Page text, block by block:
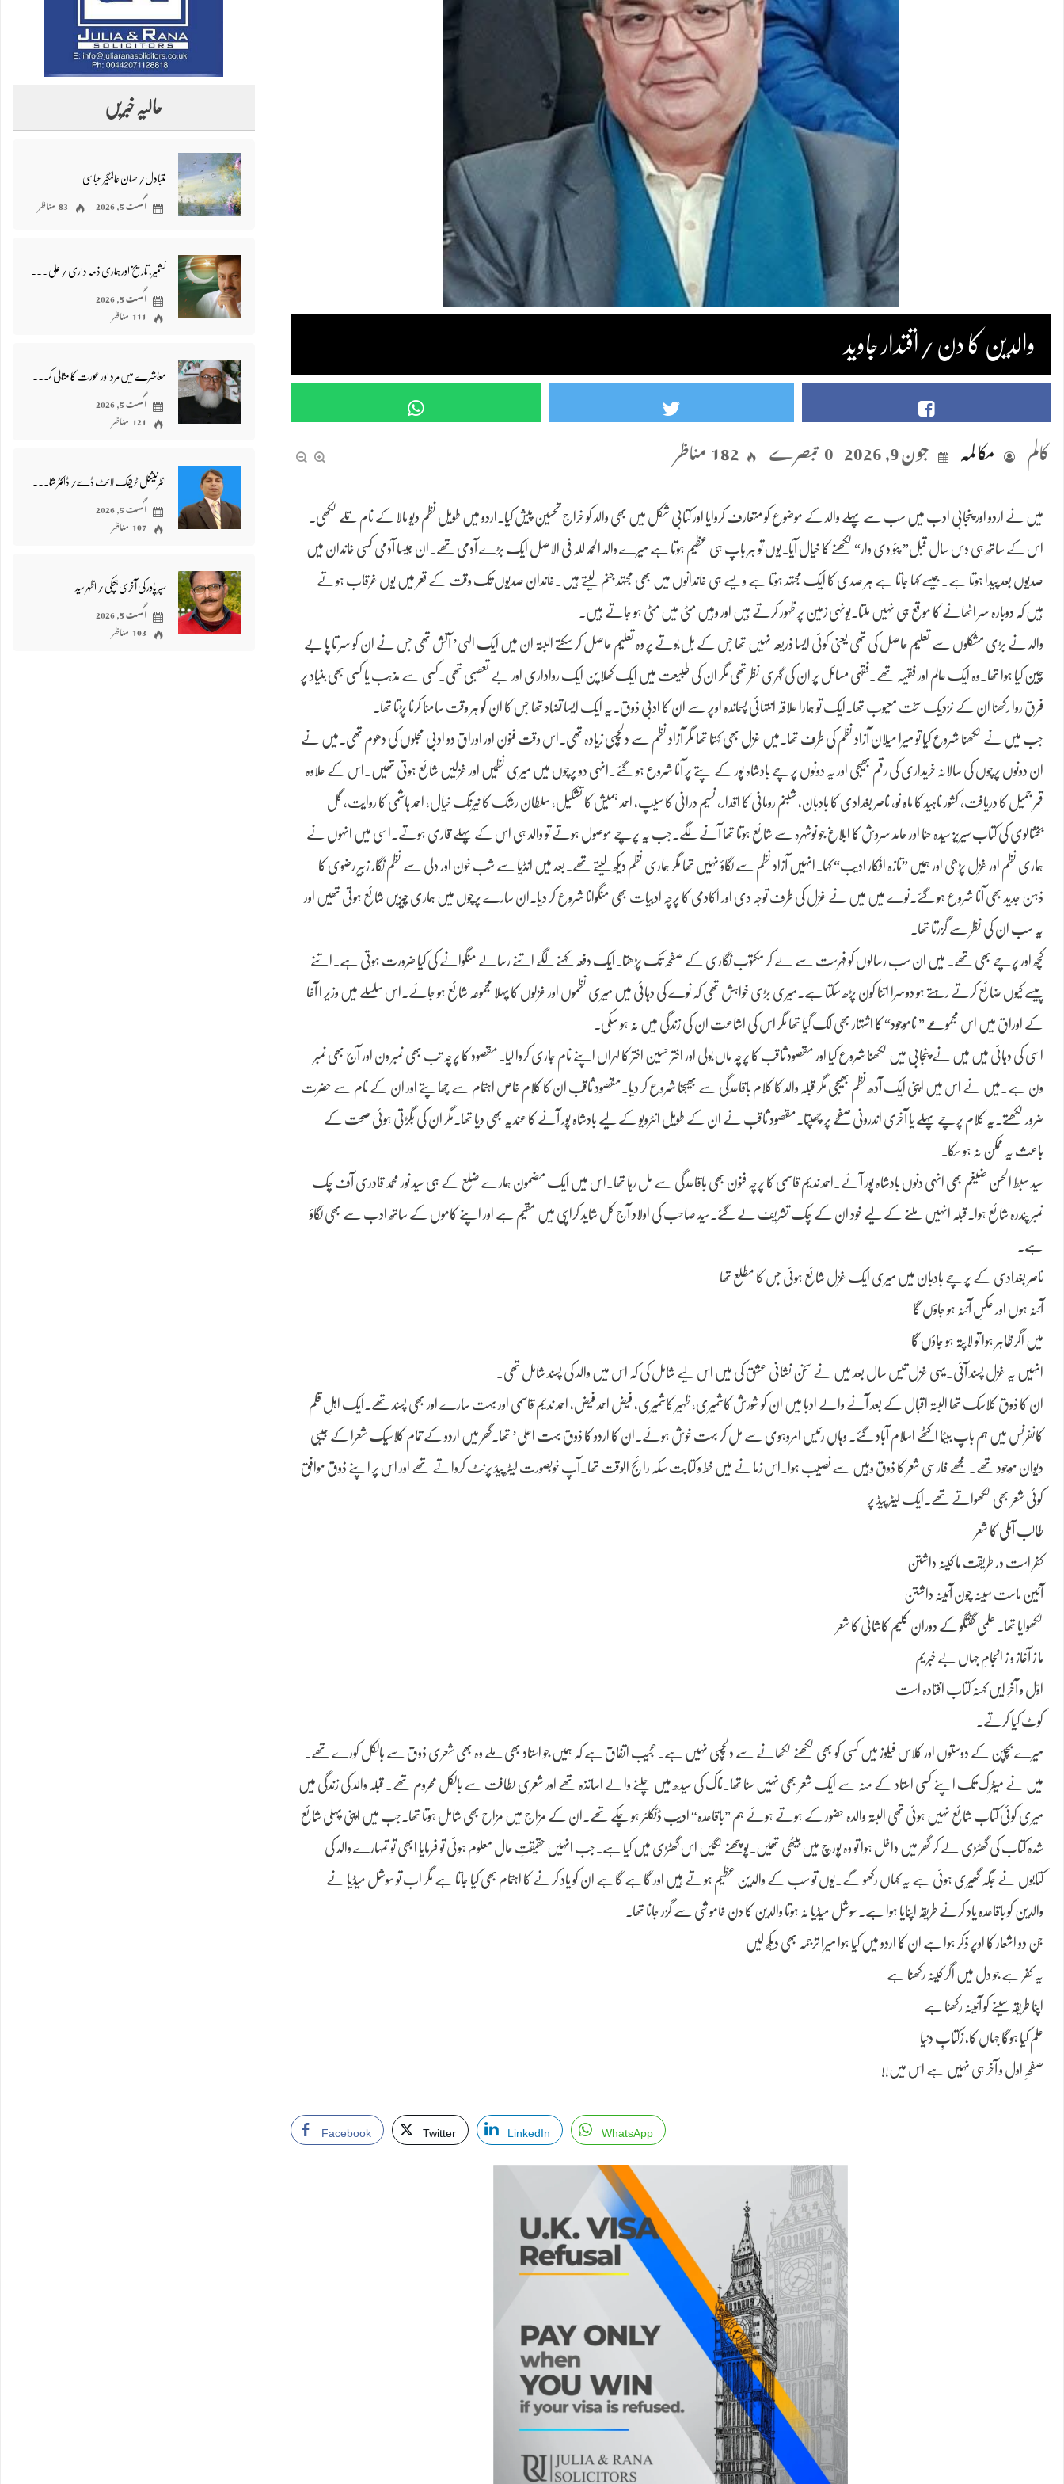
والدین کا دن /اقتدار جاوید
کالم مکالمہ جون 9, 2026 0 تبصرے 182 مناظر
میں نے اردو اور پنجابی ادب میں سب سے پہلے والد کے موضوع کو متعارف کروایا اور کتابی شکل میں بھی والد کو خراج تحسین پیش کیا۔اردو میں طویل نظم دیو مالا کے نام تلے لکھی۔
اس کے ساتھ ہی دس سال قبل” پئو دی وار“ لکھنے کا خیال آیا۔یوں تو ہر باپ ہی عظیم ہوتا ہے میرے والد الحمد للہ فی الاصل ایک بڑے آدمی تھے۔ان جیسا آدمی کسی خاندان میں
صدیوں بعد پیدا ہوتا ہے۔جیسے کہا جاتا ہے ہر صدی کا ایک مجتہد ہوتا ہے ویسے ہی خاندانوں میں بھی مجتہد جنم لیتے ہیں۔خاندان صدیوں تک وقت کے قعر میں یوں غرقاب ہوتے
ہیں کہ دوبارہ سر اٹھانے کا موقع ہی نہیں ملتا۔یونہی زمین پر ظہور کرتے ہیں اور وہیں مٹی میں مٹی ہو جاتے ہیں۔
والد نے بڑی مشکلوں سے تعلیم حاصل کی تھی یعنی کوئی ایسا ذریعہ نہیں تھا جس کے بل بوتے پر وہ تعلیم حاصل کر سکتے البتہ ان میں ایک الہی’ آتش تھی جس نے ان کو سر تا پا بے
چین کیا ہوا تھا۔وہ ایک عالم اور فقیہہ تھے۔فقہی مسائل پر ان کی گہری نظر تھی مگر ان کی طبیعت میں ایک کھلا پن ایک رواداری اور بے تعصبی تھی۔کسی سے مذہب یا کسی بھی بنیاد پر
فرق روا رکھنا ان کے نزدیک سخت معیوب تھا۔ایک تو ہمارا علاقہ انتہائی پسماندہ اوپر سے ان کا ادبی ذوق۔یہ ایک ایسا تضاد تھا جس کا ان کو ہر وقت سامنا کرنا پڑتا تھا۔
جب میں نے لکھنا شروع کیا تو میرا میلان آزاد نظم کی طرف تھا۔میں غزل بھی کہتا تھا مگر آزاد نظم سے دلچسپی زیادہ تھی۔اس وقت فنون اور اوراق دو ادبی مجلوں کی دھوم تھی۔میں نے
ان دونوں پرچوں کی سالانہ خریداری کی رقم بھیجی اور یہ دونوں پرچے بادشاہ پور کے پتے پر آنا شروع ہو گئے۔انہی دو پرچوں میں میری نظمیں اور غزلیں شائع ہوتی تھیں۔اس کے علاوہ
قمر جمیل کا دریافت، کشور ناہید کا ماہ نو، ناصر بغدادی کا بادبان، شبنم رومانی کا اقدار، نسیم درانی کا سیپ، احمد ہمیش کا تشکیل، سلطان رشک کا نیرنگ خیال، احمد ہاشمی کا روایت، گل
بخشالوی کی کتاب سیریز سیدہ حنا اور حامد سروش کا ابلاغ جو نوشہرہ سے شائع ہوتا تھا آنے لگے۔جب یہ پرچے موصول ہوتے تو والد ہی اس کے پہلے قاری ہوتے۔اسی میں انہوں نے
ہماری نظم اور غزل پڑھی اور ہمیں ”تازہ افکار ادیب“ کہا۔انہیں آزاد نظم سے لگاؤ نہیں تھا مگر ہماری نظم دیکھ لیتے تھے۔بعد میں انڈیا سے شب خون اور دلی سے نظم نگار زبیر رضوی کا
ذہن جدید بھی آنا شروع ہو گئے۔نوے میں میں نے غزل کی طرف توجہ دی اور اکادمی کا پرچہ ادبیات بھی منگوانا شروع کر دیا۔ان سارے پرچوں میں ہماری چیزیں شائع ہوتی تھیں اور
یہ سب ان کی نظر سے گزرتا تھا۔
کچھ اور پرچے بھی تھے۔ میں ان سب رسالوں کو فہرست سے لے کر مکتوب نگاری کے صفحہ تک پڑھتا۔ایک دفعہ کہنے لگے اتنے رسالے منگوانے کی کیا ضرورت ہوتی ہے۔اتنے
پیسے کیوں ضائع کرتے رہتے ہو دوسرا اتنا کون پڑھ سکتا ہے۔میری بڑی خواہش تھی کہ نوے کی دہائی میں میری نظموں اور غزلوں کا پہلا مجموعہ شائع ہو جائے۔اس سلسلے میں وزیر ا آغا
کے اوراق میں اس مجموعے ” ناموجود“ کا اشتہار بھی لگ گیا تھا مگر اس کی اشاعت ان کی زندگی میں نہ ہو سکی۔
اسی کی دہائی میں میں نے پنجابی میں لکھنا شروع کیا اور مقصود ثاقب کا پرچہ ماں بولی اور اختر حسین اختر کا لہراں اپنے نام جاری کروا لیا۔مقصود کا پرچہ تب بھی نمبر ون اور آج بھی نمبر
ون ہے۔میں نے اس میں اپنی ایک آدھ نظم بھیجی مگر قبلہ والد کا کلام باقاعدگی سے بھیجنا شروع کر دیا۔مقصود ثاقب ان کا کلام خاص اہتمام سے چھاپتے اور ان کے نام سے حضرت
ضرور لکھتے۔یہ کلام پرچے پہلے یا آخری اندرونی صفحے پر چھپتا۔مقصود ثاقب نے ان کے طویل انٹرویو کے لیے بادشاہ پور آنے کا عندیہ بھی دیا تھا۔مگر ان کی بگڑتی ہوئی صحت کے
باعث یہ ممکن نہ ہو سکا۔
سید سبط الحسن ضیغم بھی انہی دنوں بادشاہ پور آئے۔احمد ندیم قاسمی کا پرچہ فنون بھی باقاعدگی سے مل رہا تھا۔اس میں ایک مضمون ہمارے ضلع کے ہی سید نور محمد قادری آف چک
نمبر پندرہ شائع ہوا۔قبلہ انہیں ملنے کے لیے خود ان کے چک تشریف لے گئے۔سید صاحب کی اولاد آج کل شاید کراچی میں مقیم ہے اور اپنے کاموں کے ساتھ ادب سے بھی لگاؤ
ہے۔
ناصر بغدادی کے پرچے بادبان میں میری ایک غزل شائع ہوئی جس کا مطلع تھا
آئنہ ہوں اور عکسِ آئنہ ہو جاؤں گا
میں اگر ظاہر ہوا تو لاپتہ ہو جاؤں گا
انہیں یہ غزل پسند آئی۔یہی غزل تیس سال بعد میں نے سخن نشانی عشق کی میں اس لیے شامل کی کہ اس میں والد کی پسند شامل تھی۔
ان کا ذوق کلاسک تھا البتہ اقبال کے بعد آنے والے ادبا میں ان کو شورش کاشمیری، ظہیر کاشمیری، فیض احمد فیض، احمد ندیم قاسمی اور بہت سارے اور بھی پسند تھے۔ایک اہلِ قلم
کانفرنس میں ہم باپ بیٹا اکٹھے اسلام آباد گئے۔ وہاں رئیس امروہوی سے مل کر بہت خوش ہوئے۔ان کا اردو کا ذوق بہت اعلی’ تھا۔گھر میں اردو کے تمام کلاسیک شعرا کے جیبی
دیوان موجود تھے۔مجھے فارسی شعر کا ذوق وہیں سے نصیب ہوا۔اس زمانے میں خط و کتابت سکہ رائج الوقت تھا۔آپ خوبصورت لیٹر پیڈ پرنٹ کرواتے تھے اور اس پر اپنے ذوق موافق
کوئی شعر بھی لکھواتے تھے۔ایک لیٹر پیڈ پر
طالب آملی کا شعر
کفر است در طریقت ما کینہ داشتن
آئین ماست سینہ چون آئینہ داشتن
لکھوایا تھا۔ علمی گفتگو کے دوران کلیم کاشانی کا شعر
ما ز آغاز و ز انجامِ جہاں بے خبریم
اوّل و آخرِ ایں کہنہ کتاب افتادہ است
کوٹ کیا کرتے۔
میرے بچپن کے دوستوں اور کلاس فیلوز میں کسی کو بھی لکھنے لکھانے سے دلچسپی نہیں ہے۔عجیب اتفاق ہے کہ ہمیں جو استاد بھی ملے وہ بھی شعری ذوق سے بالکل کورے تھے۔
میں نے میٹرک تک اپنے کسی استاد کے منہ سے ایک شعر بھی نہیں سنا تھا۔ناک کی سیدھ میں چلنے والے اساتذہ تھے اور شعری لطافت سے بالکل محروم تھے۔ قبلہ والد کی زندگی میں
میری کوئی کتاب شائع نہیں ہوئی تھی البتہ والدہ حضور کے ہوتے ہوئے ہم ”باقاعدہ“ ادیب ڈئکلئر ہو چکے تھے۔ان کے مزاج میں مزاح بھی شامل ہوتا تھا۔جب میں اپنی پہلی شائع
شدہ کتاب کی گھٹڑی لے کر گھر میں داخل ہوا تو وہ پورچ میں بیٹھی تھیں۔پوچھنے لگیں اس گھٹڑی میں کیا ہے۔جب انہیں حقیقتِ حال معلوم ہوئی تو فرمایا ابھی تو تمہارے والد کی
کتابوں نے جگہ گھیری ہوئی ہے یہ کہاں رکھو گے۔یوں تو سب کے والدین عظیم ہوتے ہیں اور گاہے گاہے ان کو یاد کرنے کا اہتمام بھی کیا جاتا ہے مگر اب تو سوشل میڈیا نے
والدین کو باقاعدہ یاد کرنے طریقہ اپنایا ہوا ہے۔سوشل میڈیا نہ ہوتا والدین کا دن خاموشی سے گزر جانا تھا۔
جن دو اشعار کا اوپر ذکر ہوا ہے ان کا اردو میں کیا ہوا میرا ترجمہ بھی دیکھ لیں
یہ کفر ہے جو دل میں اگر کینہ رکھنا ہے
اپنا طریقہ سینے کو آئینہ رکھنا ہے
علم کیا ہوگا جہاں کا، زکتابِ دنیا
صفحہِ اول و آخر ہی نہیں ہے اس میں!!
Facebook Twitter LinkedIn WhatsApp
حالیہ خبریں
متبادل/ حسان عالمگیر عباسی
اگست 5, 2026 83 مناظر
اگست 5, 2026
111 مناظر
معاشرے میں مرد اور عورت کا مثالی کردار/ محمد کوکب جمیل ہاشمی
اگست 5, 2026
121 مناظر
اگست 5, 2026
107 مناظر
سپر پاور کی آخری ہچکی / اظہر سید
اگست 5, 2026
103 مناظر